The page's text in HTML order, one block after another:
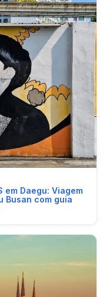
em Daegu: Viagem
Busan com guia